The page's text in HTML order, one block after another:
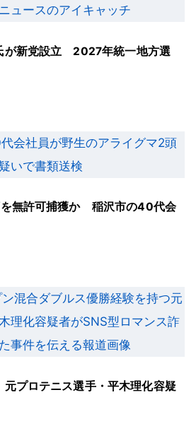
が新党設立 2027年統一地方選
無許可捕獲か 稲沢市の40代会
元プロテニス選手・平木理化容疑